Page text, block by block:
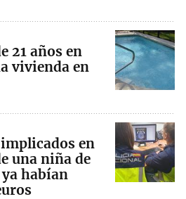
21 años en
vivienda en
en
una niña de
habían